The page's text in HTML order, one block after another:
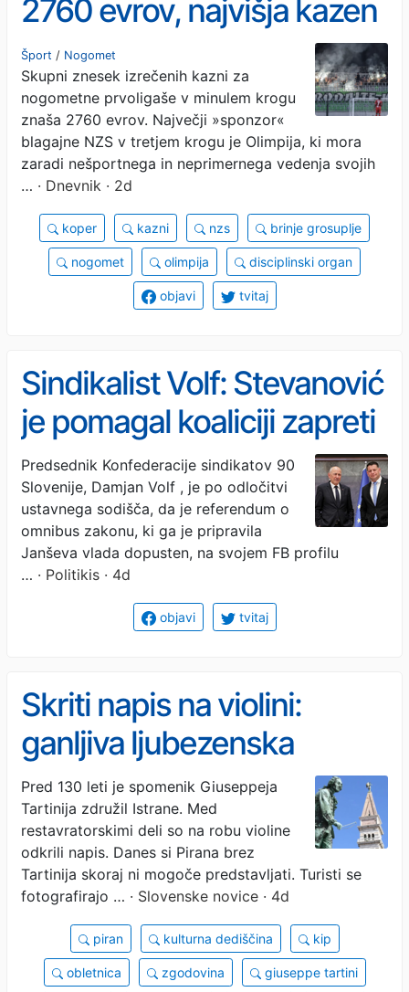
2760 evrov, najvišja kazen
za Olimpijo
Šport / Nogomet
Skupni znesek izrečenih kazni za
nogometne prvoligaše v minulem krogu
znaša 2760 evrov. Največji »sponzor«
blagajne NZS v tretjem krogu je Olimpija, ki mora
zaradi nešportnega in neprimernega vedenja svojih
… · Dnevnik · 2d
koper kazni nzs brinje grosuplje
nogomet olimpija disciplinski organ
objavi tvitaj
Sindikalist Volf: Stevanović
je pomagal koaliciji zapreti
vrata ljudstvu. Sedaj sta
dobila zasluženo
demokratično klofuto!
Predsednik Konfederacije sindikatov 90
Slovenije, Damjan Volf , je po odločitvi
ustavnega sodišča, da je referendum o
omnibus zakonu, ki ga je pripravila
Janševa vlada dopusten, na svojem FB profilu
… · Politikis · 4d
objavi tvitaj
Skriti napis na violini:
ganljiva ljubezenska
skrivnost, skrita v
bronastem Tartiniju
Pred 130 leti je spomenik Giuseppeja
Tartinija združil Istrane. Med
restavratorskimi deli so na robu violine
odkrili napis. Danes si Pirana brez
Tartinija skoraj ni mogoče predstavljati. Turisti se
fotografirajo … · Slovenske novice · 4d
piran kulturna dediščina kip
obletnica zgodovina giuseppe tartini